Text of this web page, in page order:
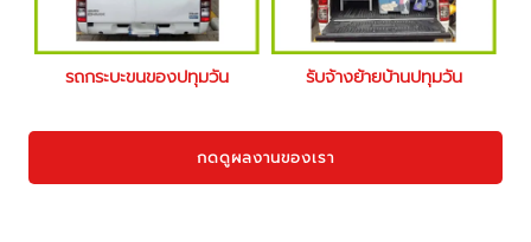
รถกระบะขนของปทุมวัน รับจ้างย้ายบ้านปทุมวัน
กดดูผลงานของเรา